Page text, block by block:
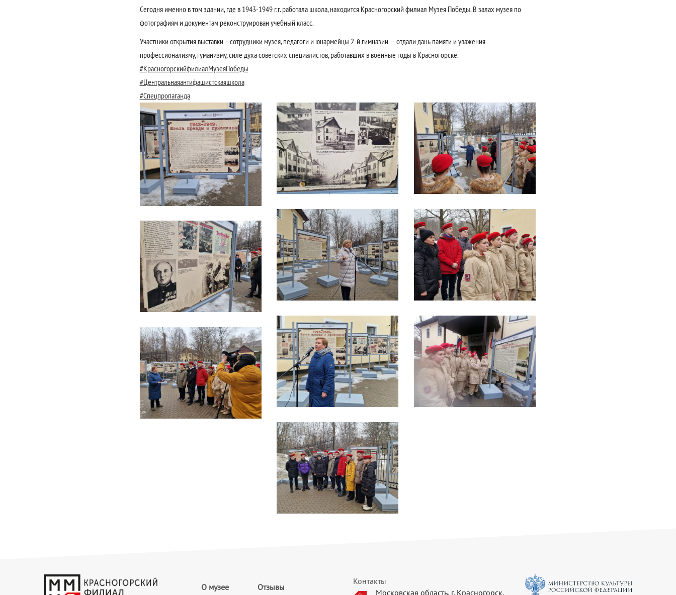
Сегодня именно в том здании, где в 1943-1949 г.г. работала школа, находится Красногорский филиал Музея Победы. В залах музея по
фотографиям и документам реконструирован учебный класс.
Участники открытия выставки – сотрудники музея, педагоги и юнармейцы 2-й гимназии — отдали дань памяти и уважения
профессионализму, гуманизму, силе духа советских специалистов, работавших в военные годы в Красногорске.
#КрасногорскийфилиалМузеяПобеды
#Центральнаяантифашистскаяшкола
#Спецпропаганда
О музее Отзывы
Контакты
Московская область, г. Красногорск,